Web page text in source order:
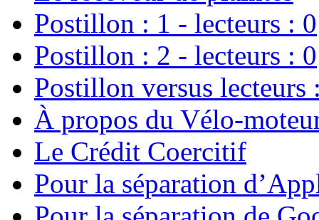
Postillon : 1 - lecteurs : 0
Postillon : 2 - lecteurs : 0
Postillon versus lecteurs
À propos du Vélo-
Le Crédit Coercitif
Pour la séparation